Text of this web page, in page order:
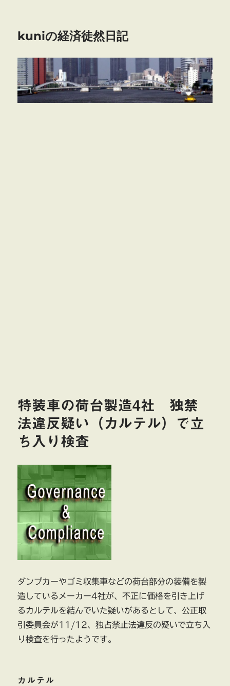
kuniの経済徒然日記
特装車の荷台製造4社 独禁
法違反疑い（カルテル）で立
ち入り検査
ダンプカーやゴミ収集車などの荷台部分の装備を製
造しているメーカー4社が、不正に価格を引き上げ
るカルテルを結んでいた疑いがあるとして、公正取
引委員会が11/12、独占禁止法違反の疑いで立ち入
り検査を行ったようです。
カルテル